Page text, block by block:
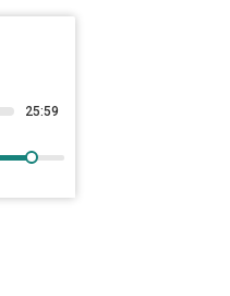
25:59